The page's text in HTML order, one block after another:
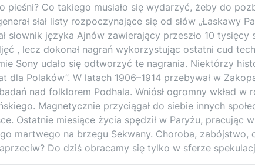
pieśni? Co takiego musiało się wydarzyć, żeby do
słał listy rozpoczynające się od słów „Łaskawy
słownik języka Ajnów zawierający przeszło 10 tysięcy
, lecz dokonał nagrań wykorzystując ostatni cud
Sony udało się odtworzyć te nagrania. Niektórzy
dla Polaków”. W latach 1906–1914 przebywał w
nad folklorem Podhala. Wniósł ogromny wkład w
Magnetycznie przyciągał do siebie innych
Ostatnie miesiące życia spędził w Paryżu, pracując
martwego na brzegu Sekwany. Choroba, zabójstwo,
Do dziś obracamy się tylko w sferze